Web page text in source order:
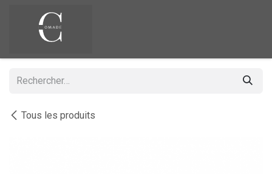
Tous les produits